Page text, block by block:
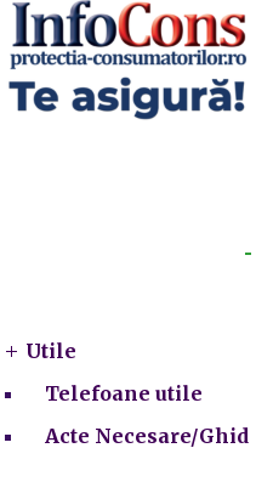
Utile
Telefoane utile
Acte Necesare/Ghid